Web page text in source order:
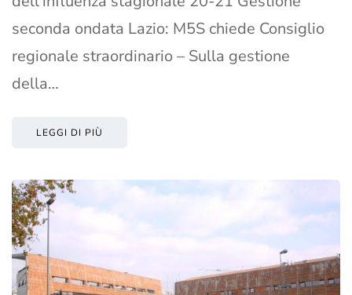
seconda ondata Lazio: M5S chiede Consiglio
regionale straordinario – Sulla gestione
della…
LEGGI DI PIÙ